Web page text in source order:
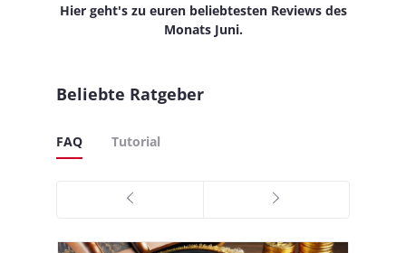
Hier geht's zu euren beliebtesten Reviews des
Monats Juni.
Beliebte Ratgeber
FAQ Tutorial